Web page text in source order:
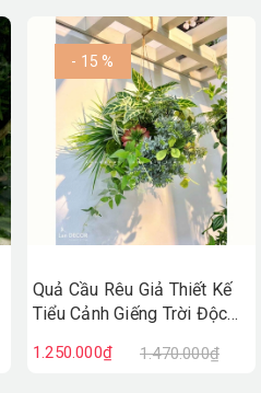
- 15 %
Quả Cầu Rêu Giả Thiết Kế
Tiểu Cảnh Giếng Trời Độc
1.250.000₫ 1.470.000₫